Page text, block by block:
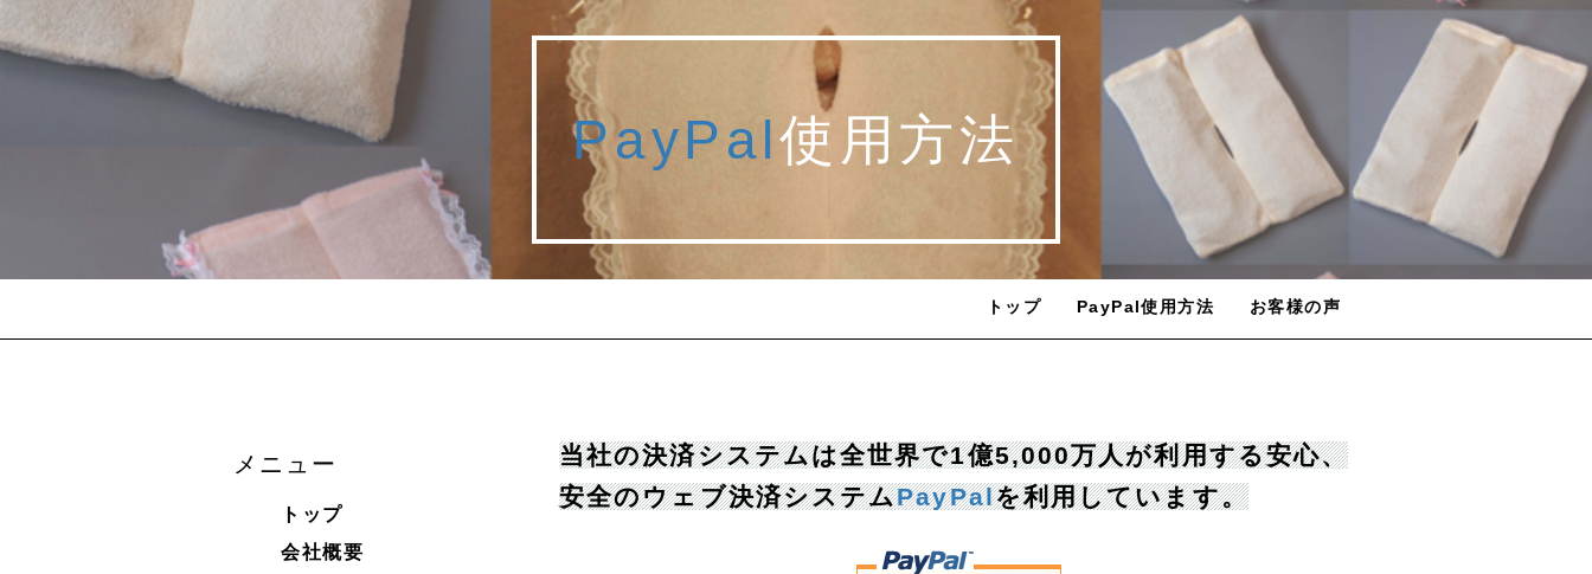
PayPal使用方法
トップ PayPal使用方法 お客様の声
当社の決済システムは全世界で1億5,000万人が利用する安心、
安全のウェブ決済システムPayPalを利用しています。
メニュー
トップ
会社概要